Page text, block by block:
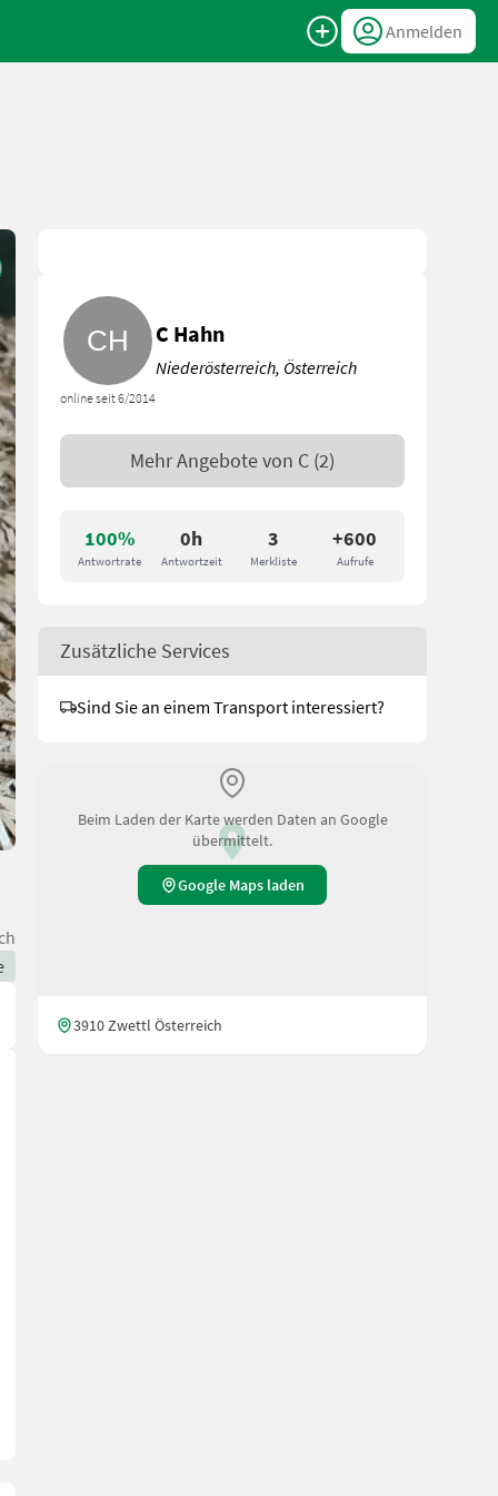
Anmelden
100%
Antwortrate
0h
Antwortzeit
3
Merkliste
+600
Aufrufe
online seit 6/2014
C Hahn
Niederösterreich, Österreich
Mehr Angebote von C (2)
Zusätzliche Services
Sind Sie an einem Transport interessiert?
Beim Laden der Karte werden Daten an Google
übermittelt.
Google Maps laden
3910 Zwettl Österreich